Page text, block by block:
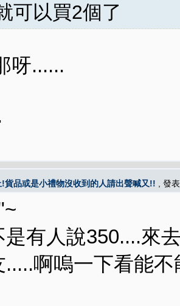
可以買2個了
呀......
!貨品或是小禮物沒收到的人請出聲喊又!! , 發
有人說350....來
.....啊嗚一下看能